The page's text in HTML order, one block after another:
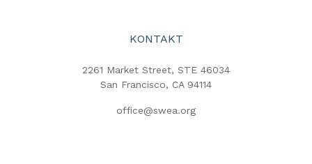
KONTAKT
2261 Market Street, STE 46034
San Francisco, CA 94114
office@swea.org